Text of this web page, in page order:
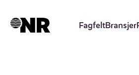
hovedinnhold
FagfeltBransjer